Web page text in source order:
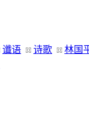
谶语 诗歌 林国